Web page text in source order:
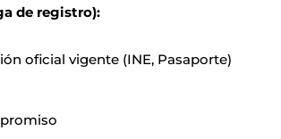
de registro):
oficial vigente (INE, Pasaporte)